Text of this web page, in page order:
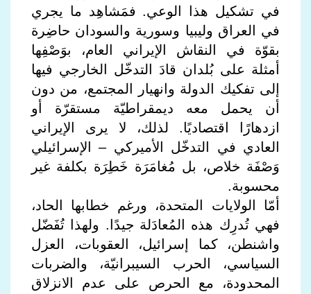
في تشكيل هذا الوعي. فمَشاهِد ما يجري
في العراق وليبيا وسورية والسودان حاضِرة
بقوّة في النقاش الإيراني العام، بوَصْفِها
أمثلة على بُلدان قادَ التدخّل الخارجي فيها
إلى تفكيك الدولة وانهيار المجتمع، من دون
أن يحمل معه ديمقراطيّة مستقرّة أو
ازدهارًا اقتصاديًا. لذلك، لا يرى الإيراني
العادي في التدخّل الأميركي – الإسرائيلي
وَصْفَة خلاص، بل مُغامَرَة خَطِرَة بكلفة غير
محسوبة.
أمّا الولايات المتحدة، ورغم خطابها الحاد،
فهي تُدرِك هذه المُعادَلة جيدًا. ولهذا تُفَضّل
واشنطن، كما إسرائيل، العقوبات، العزل
السياسي، الحرب السيبرانيّة، والضربات
المحدودة، مع الحرص على عدم الانزلاق